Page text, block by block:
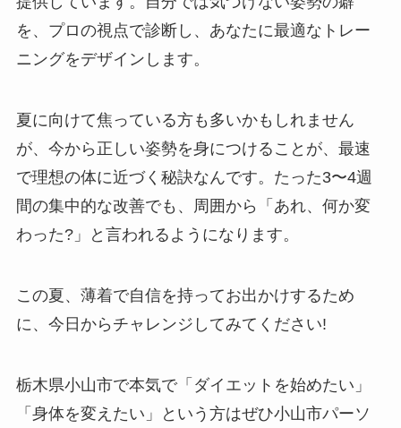
を、プロの視点で診断し、あなたに最適なトレー
ニングをデザインします。
夏に向けて焦っている方も多いかもしれません
が、今から正しい姿勢を身につけることが、最速
で理想の体に近づく秘訣なんです。たった3〜4週
間の集中的な改善でも、周囲から「あれ、何か変
わった?」と言われるようになります。
この夏、薄着で自信を持ってお出かけするため
に、今日からチャレンジしてみてください!
栃木県小山市で本気で「ダイエットを始めたい」
「身体を変えたい」という方はぜひ小山市パーソ